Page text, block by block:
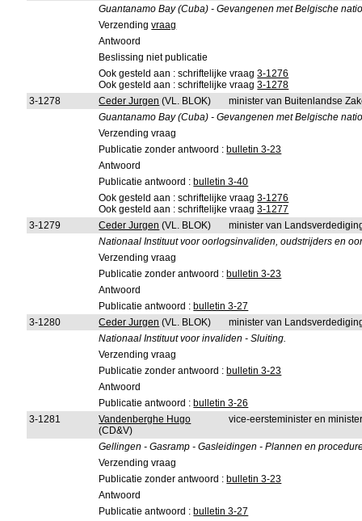
Guantanamo Bay (Cuba) - Gevangenen met Belgische
Verzendingvraag
Antwoord
Beslissing niet publicatie
Ook gesteld aan : schriftelijke vraag3-1276
Ook gesteld aan : schriftelijke vraag3-1278
3-1278
Ceder Jurgen (VL. BLOK)
minister van Buitenlandse
Guantanamo Bay (Cuba) - Gevangenen met Belgische
Verzending vraag
Publicatie zonder antwoord : bulletin 3-23
Antwoord
Publicatie antwoord : bulletin 3-40
Ook gesteld aan : schriftelijke vraag3-1276
Ook gesteld aan : schriftelijke vraag3-1277
3-1279
Ceder Jurgen (VL. BLOK)
minister van
Nationaal Instituut voor oorlogsinvaliden, oudstrijders en
Verzending vraag
Publicatie zonder antwoord : bulletin 3-23
Antwoord
Publicatie antwoord : bulletin 3-27
3-1280
Ceder Jurgen (VL. BLOK)
minister van
Nationaal Instituut voor invaliden - Sluiting.
Verzending vraag
Publicatie zonder antwoord : bulletin 3-23
Antwoord
Publicatie antwoord : bulletin 3-26
3-1281
Vandenberghe Hugo
(CD&V)
vice-eersteminister en
Gellingen - Gasramp - Gasleidingen - Plannen en
Verzending vraag
Publicatie zonder antwoord : bulletin 3-23
Antwoord
Publicatie antwoord : bulletin 3-27